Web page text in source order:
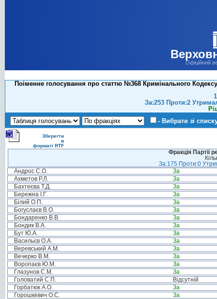
Офіційний
Поіменне голосування про статтю №368 Кримінального Кодексу
За:253 Проти:2
- Вибрати зі
Зберегти
в
форматі RTF
Фракція Партії
За:175 Проти:0
Андрос С.О.
За
Ахметов Р.Л.
За
Бахтеєва Т.Д.
За
Бережна І.Г.
За
Білий О.П.
За
Богуслаєв В.О.
За
Бондаренко В.В.
За
Бондик В.А.
За
Бут Ю.А.
За
Васильєв О.А.
За
Веревський А.М.
За
Вечерко В.М.
За
Воропаєв Ю.М.
За
Глазунов С.М.
За
Головатий С.П.
Відсутній
Горбатюк А.О.
За
Горошкевич О.С.
За